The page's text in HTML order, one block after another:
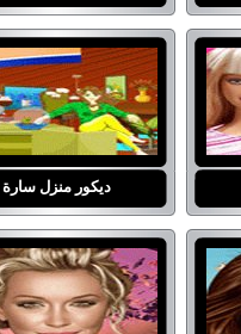
ديكور منزل سارة